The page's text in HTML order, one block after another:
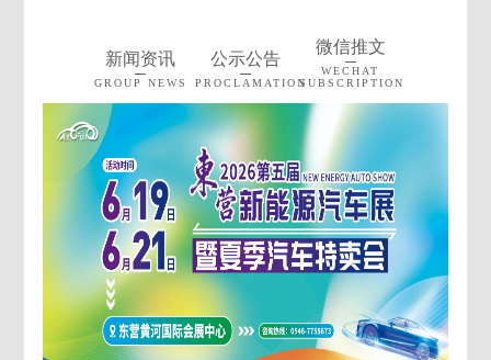
新闻资讯
GROUP NEWS
公示公告
PROCLAMATION
微信推文
WECHAT
SUBSCRIPTION